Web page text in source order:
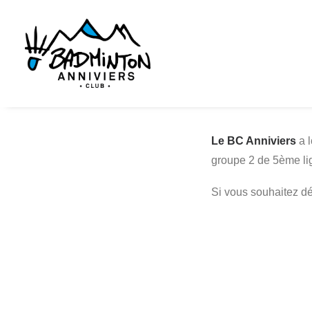
Le BC Anniviers a
groupe 2 de 5ème
Si vous souhaitez